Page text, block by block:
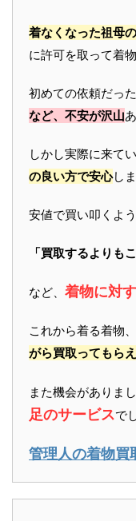
着なくなった祖母
に許可を取って着
初めての依頼だった
など、不安が沢山
しかし実際に来て
の良い方で安心し
安値で買い叩くよ
「買取するよりも
など、 着物に対
これから着る着物
がら買取ってもら
また機会がありま
足のサービスで
管理人の着物買